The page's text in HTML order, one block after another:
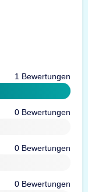
1 Bewertungen
0 Bewertungen
0 Bewertungen
0 Bewertungen